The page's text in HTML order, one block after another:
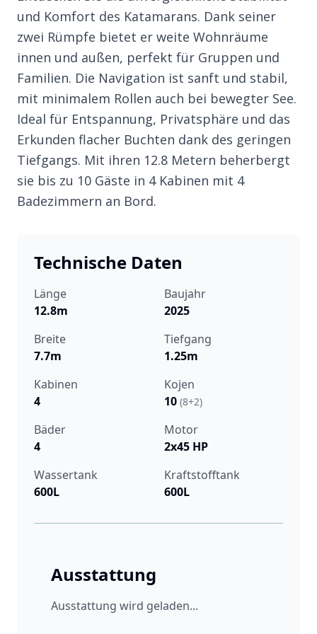
und Komfort des Katamarans. Dank seiner
zwei Rümpfe bietet er weite Wohnräume
innen und außen, perfekt für Gruppen und
Familien. Die Navigation ist sanft und stabil,
mit minimalem Rollen auch bei bewegter See.
Ideal für Entspannung, Privatsphäre und das
Erkunden flacher Buchten dank des geringen
Tiefgangs. Mit ihren 12.8 Metern beherbergt
sie bis zu 10 Gäste in 4 Kabinen mit 4
Badezimmern an Bord.
Technische Daten
Länge
12.8m
Baujahr
2025
Breite
7.7m
Tiefgang
1.25m
Kabinen
4
Kojen
10 (8+2)
Bäder
4
Motor
2x45 HP
Wassertank
600L
Kraftstofftank
600L
Ausstattung
Ausstattung wird geladen...